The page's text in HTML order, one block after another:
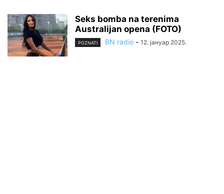
Seks bomba na terenima
Australijan opena (FOTO)
POZNATI BN radio - 12. јануар 2025.